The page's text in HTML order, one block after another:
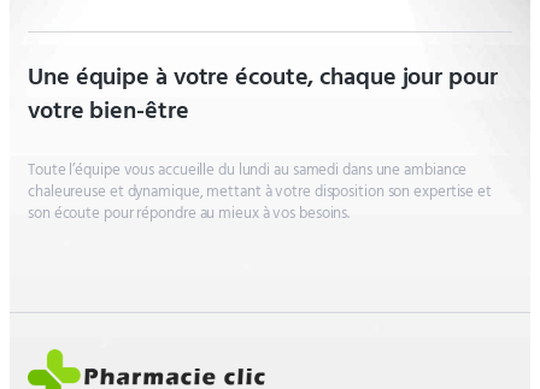
Une équipe à votre écoute, chaque jour pour
votre bien-être
Toute l’équipe vous accueille du lundi au samedi dans une ambiance
chaleureuse et dynamique, mettant à votre disposition son expertise et
son écoute pour répondre au mieux à vos besoins.